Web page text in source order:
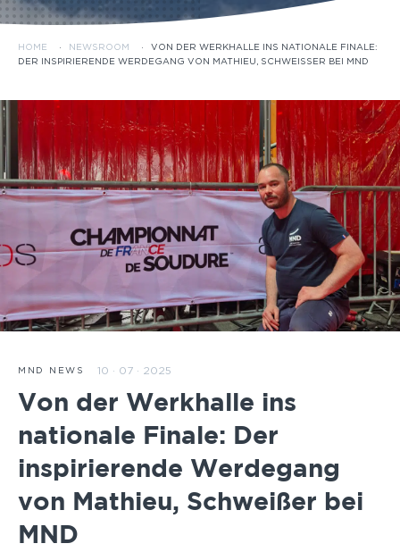
HOME · NEWSROOM ·
VON DER WERKHALLE INS NATIONALE FINALE:
DER INSPIRIERENDE WERDEGANG VON MATHIEU, SCHWEISSER BEI MND
MND NEWS 10 · 07 · 2025
Von der Werkhalle ins
nationale Finale: Der
inspirierende Werdegang
von Mathieu, Schweißer bei
MND